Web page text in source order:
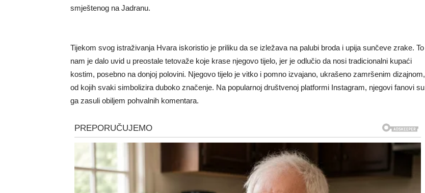
smještenog na Jadranu.
Tijekom svog istraživanja Hvara iskoristio je priliku da se izležava na palubi broda i upija sunčeve zrake. To
nam je dalo uvid u preostale tetovaže koje krase njegovo tijelo, jer je odlučio da nosi tradicionalni kupaći
kostim, posebno na donjoj polovini. Njegovo tijelo je vitko i pomno izvajano, ukrašeno zamršenim dizajnom,
od kojih svaki simbolizira duboko značenje. Na popularnoj društvenoj platformi Instagram, njegovi fanovi su
ga zasuli obiljem pohvalnih komentara.